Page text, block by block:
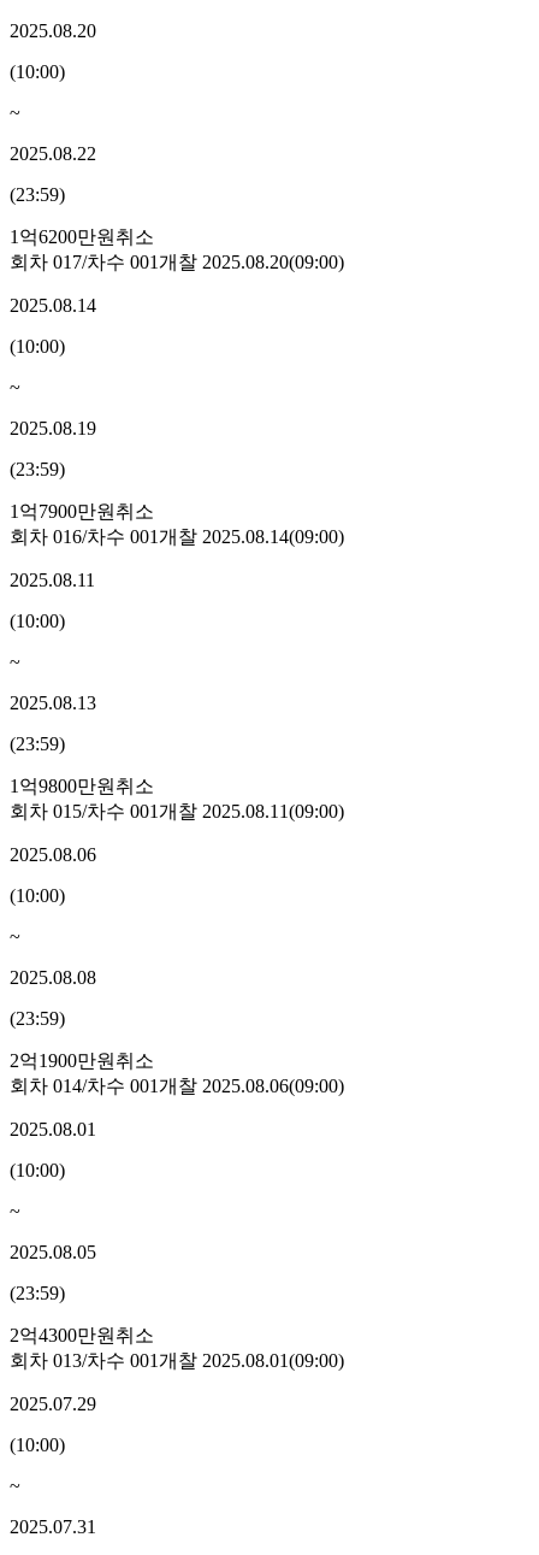
2025.08.20
(10:00)
~
2025.08.22
(23:59)
1억6200만원 취소
회차 017/차수 001개찰 2025.08.20(09:00)
2025.08.14
(10:00)
~
2025.08.19
(23:59)
1억7900만원 취소
회차 016/차수 001개찰 2025.08.14(09:00)
2025.08.11
(10:00)
~
2025.08.13
(23:59)
1억9800만원 취소
회차 015/차수 001개찰 2025.08.11(09:00)
2025.08.06
(10:00)
~
2025.08.08
(23:59)
2억1900만원 취소
회차 014/차수 001개찰 2025.08.06(09:00)
2025.08.01
(10:00)
~
2025.08.05
(23:59)
2억4300만원 취소
회차 013/차수 001개찰 2025.08.01(09:00)
2025.07.29
(10:00)
~
2025.07.31